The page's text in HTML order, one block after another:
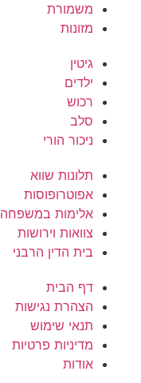
משמורת
מזונות
גיטין
ילדים
רכוש
סלב
ניכור הורי
תלונות שווא
אפוטרופוסות
אלימות במשפחה
צוואות וירושות
בית הדין הרבני
דף הבית
הצהרת נגישות
תנאי שימוש
מדיניות פרטיות
אודות